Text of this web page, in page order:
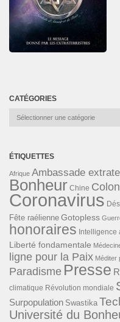
CATÉGORIES
Catégories
ÉTIQUETTES
Afrique Ambassade
Bonheur Chine
Coronavirus
Fête raélienne Gotopless
honoraires Intelligence
Liberté fondamentale
ligne pour la Paix Méditer
Paradisme Presse
climatique Révolution mondiale
Surpopulation Swastika
Université du